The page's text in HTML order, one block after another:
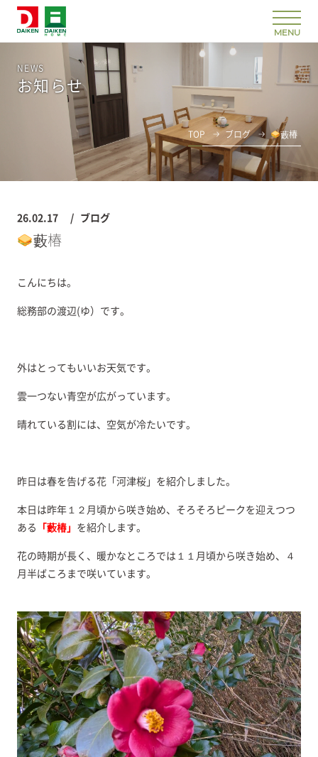
NEWS
お知らせ
TOP ブログ 藪椿
26.02.17 ブログ
藪椿
こんにちは。
総務部の渡辺(ゆ）です。
外はとってもいいお天気です。
雲一つない青空が広がっています。
晴れている割には、空気が冷たいです。
昨日は春を告げる花「河津桜」を紹介しました。
本日は昨年１２月頃から咲き始め、そろそろピークを迎えつつ
ある
「藪椿」 を紹介します。
花の時期が長く、暖かなところでは１１月頃から咲き始め、４
月半ばころまで咲いています。